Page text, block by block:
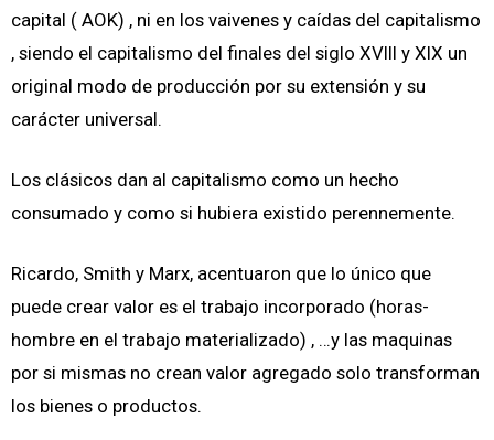
capital ( AOK) , ni en los vaivenes y caídas del capitalismo
, siendo el capitalismo del finales del siglo XVIII y XIX un
original modo de producción por su extensión y su
carácter universal.
Los clásicos dan al capitalismo como un hecho
consumado y como si hubiera existido perennemente.
Ricardo, Smith y Marx, acentuaron que lo único que
puede crear valor es el trabajo incorporado (horas-
hombre en el trabajo materializado) , …y las maquinas
por si mismas no crean valor agregado solo transforman
los bienes o productos.